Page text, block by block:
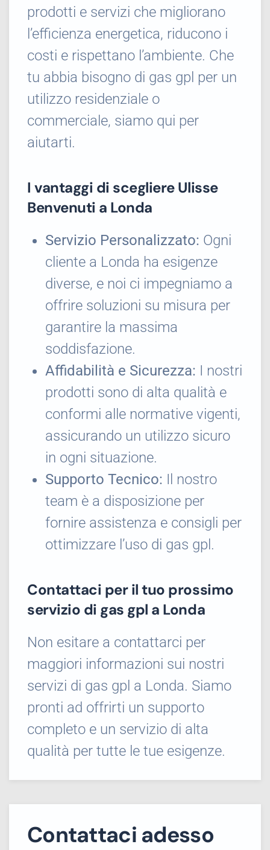
prodotti e servizi che migliorano
l’efficienza energetica, riducono i
costi e rispettano l’ambiente. Che
tu abbia bisogno di gas gpl per un
utilizzo residenziale o
commerciale, siamo qui per
aiutarti.
I vantaggi di scegliere Ulisse
Benvenuti a Londa
Servizio Personalizzato: Ogni
cliente a Londa ha esigenze
diverse, e noi ci impegniamo a
offrire soluzioni su misura per
garantire la massima
soddisfazione.
Affidabilità e Sicurezza: I nostri
prodotti sono di alta qualità e
conformi alle normative vigenti,
assicurando un utilizzo sicuro
in ogni situazione.
Supporto Tecnico: Il nostro
team è a disposizione per
fornire assistenza e consigli per
ottimizzare l’uso di gas gpl.
Contattaci per il tuo prossimo
servizio di gas gpl a Londa
Non esitare a contattarci per
maggiori informazioni sui nostri
servizi di gas gpl a Londa. Siamo
pronti ad offrirti un supporto
completo e un servizio di alta
qualità per tutte le tue esigenze.
Contattaci adesso